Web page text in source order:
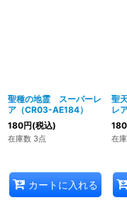
聖種の地霊 スーパーレ
ア（CR03-AE184）
180円(税込)
在庫数 3点
カートに入れる
聖
レ
180
在